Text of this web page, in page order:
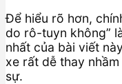
Để hiểu rõ hơn,
do rô-tuyn không”
nhất của bài viết
xe rất dễ thay
sự.